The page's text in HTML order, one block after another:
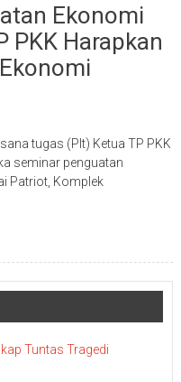
Ekonomi
PKK Harapkan
tugas (Plt) Ketua TP PKK
seminar penguatan
Patriot, Komplek